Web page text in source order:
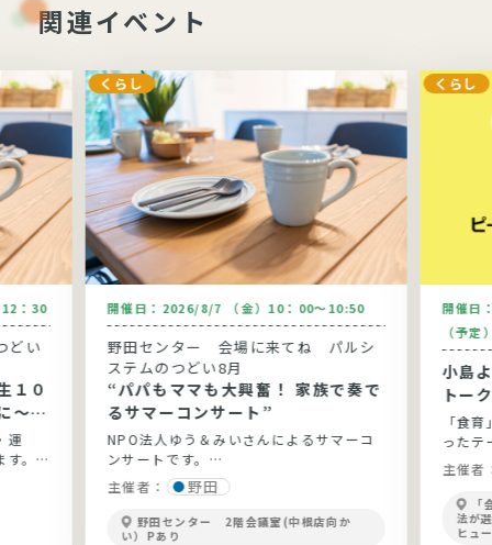
関連イベント
：30
どい
１０
～健
践
運
す。
くらし
開催日： 2026/8/7 （金）10：00～10:50
野田センター 会場に来てね パルシ
ステムのつどい8月
“パパもママも大興奮！ 家族で奏で
るサマーコンサート”
NPO法人ゆう＆みいさんによるサマーコ
ンサートです。
主催者：
野田
野田センター 2階会議室(中根店向か
い）Pあり
くらし
開催日
（予定
小島
トー
「食
ったテ
開！
主催者
法が
ヒュ